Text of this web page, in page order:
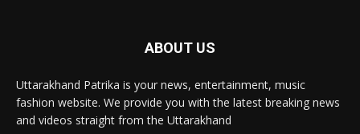
ABOUT US
Uttarakhand Patrika is your news, entertainment, music
fashion website. We provide you with the latest breaking news
and videos straight from the Uttarakhand